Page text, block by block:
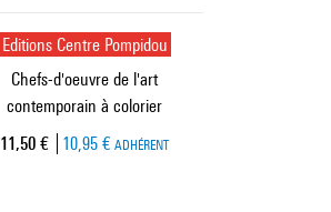
Editions Centre Pompidou
Chefs-d'oeuvre de l'art
contemporain à colorier
Prix ​​actuel
11,50 € 10,95 € ADHÉRENT